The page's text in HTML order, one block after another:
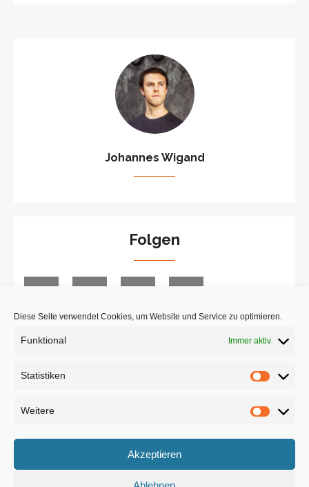
Diese Seite verwendet Cookies, um Website und Service zu optimieren.
Funktional Immer aktiv
Statistiken
Weitere
Akzeptieren
Johannes Wigand
Folgen